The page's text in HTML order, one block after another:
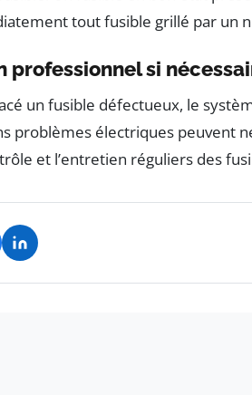
tout fusible grillé par un
professionnel si
un fusible défectueux, le
problèmes électriques peuvent
et l’entretien réguliers des